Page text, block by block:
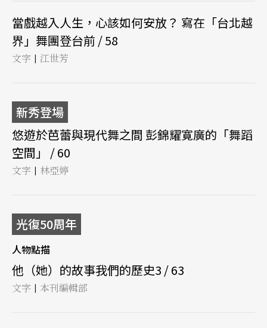
當戲越入人生，心該如何安放？ 寫在「台北越
界」舞團登台前 / 58
文字 | 江世芳
新秀登場
悠遊於芭蕾與現代舞之間 彭錦耀寛廣的「舞蹈
空間」 / 60
文字 | 林亞婷
光復50周年
人物點描
他（她）的故事我們的歷史3 / 63
文字 | 本刊編輯部